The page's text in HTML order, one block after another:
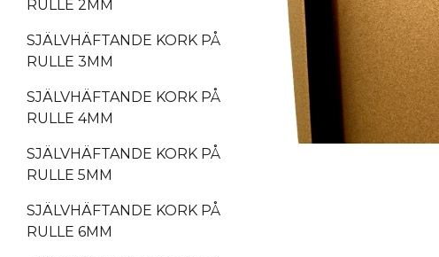
RULLE 2MM
SJÄLVHÄFTANDE KORK PÅ
RULLE 3MM
SJÄLVHÄFTANDE KORK PÅ
RULLE 4MM
SJÄLVHÄFTANDE KORK PÅ
RULLE 5MM
SJÄLVHÄFTANDE KORK PÅ
RULLE 6MM